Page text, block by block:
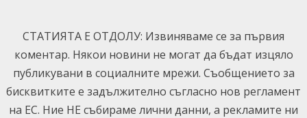
content
СТАТИЯТА Е ОТДОЛУ: Извиняваме се за първия
коментар. Някои новини не могат да бъдат изцяло
публикувани в социалните мрежи. Съобщението за
бисквитките е задължително съгласно нов регламент
на ЕС. Ние НЕ събираме лични данни, а рекламите ни